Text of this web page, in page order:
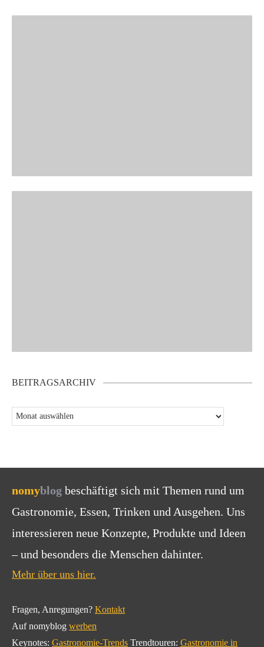
BEITRAGSARCHIV
nomyblog beschäftigt sich mit Themen rund um
Gastronomie, Essen, Trinken und Ausgehen. Uns
interessieren neue Konzepte, Produkte und Ideen
– und besonders die Menschen dahinter.
Mehr über uns hier.
Fragen, Anregungen? Kontakt
Auf nomyblog werben
Keynotes: Gastronomie-Trends Trendtouren: Gastronomie in